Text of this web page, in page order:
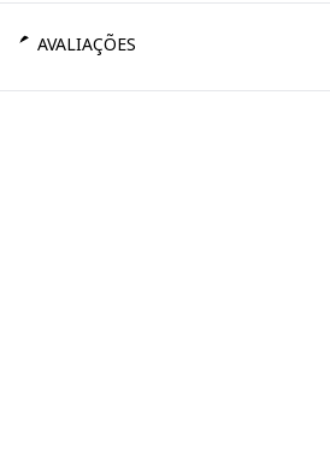
AVALIAÇÕES